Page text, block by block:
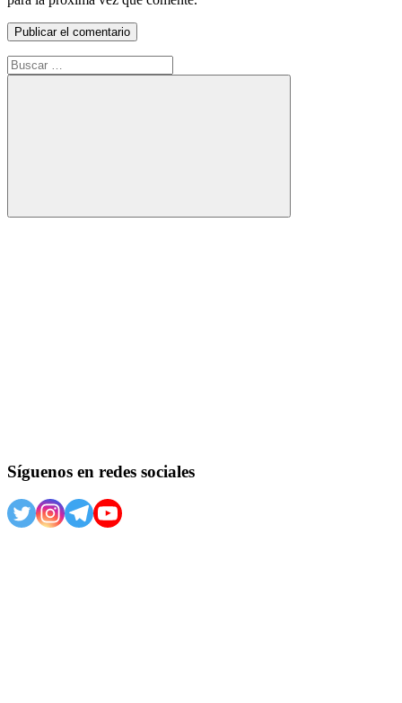
Buscar:
Buscar
Síguenos en redes sociales